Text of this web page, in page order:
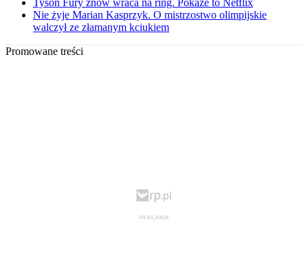
Tyson Fury znów wraca na ring. Pokaże to Netflix
Nie żyje Marian Kasprzyk. O mistrzostwo olimpijskie
walczył ze złamanym kciukiem
Promowane treści